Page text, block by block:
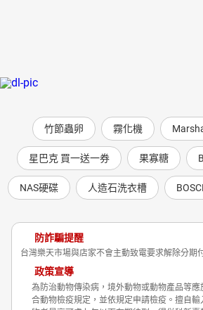
竹節蟲卵 霧化機
星巴克 買一送一券 果寡糖
NAS硬碟 人造石洗衣槽
防詐騙提醒
台灣樂天市場與店家不會主動致電要求解除分期
政策宣導
為防治動物傳染病，境外動物或動物產品等
合動物檢疫規定，並依規定申請檢疫。擅自